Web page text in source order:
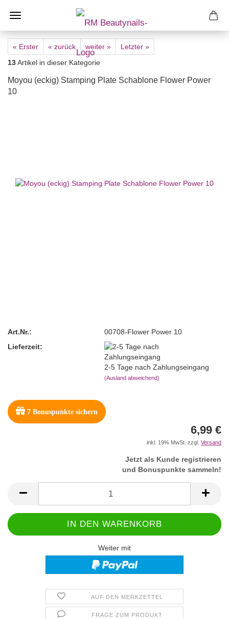
« Erster « zurück weiter »
Letzter »
13Artikel in dieser Kategorie
Moyou (eckig) Stamping Plate Schablone Flower Power
10
Art.Nr.:
00708-Flower Power 10
Lieferzeit:
2-5 Tage nach Zahlungseingang
(Ausland abweichend)
7 Bonuspunkte sichern
6,99 €
inkl. 19% MwSt. zzgl. Versand
Jetzt als Kunde registrieren
und Bonuspunkte sammeln!
Weiter mit
AUF DEN MERKZETTEL
FRAGE ZUM PRODUKT